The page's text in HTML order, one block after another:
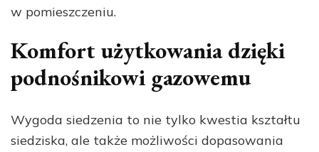
w pomieszczeniu.
Komfort użytkowania dzięki
podnośnikowi gazowemu
Wygoda siedzenia to nie tylko kwestia kształtu
siedziska, ale także możliwości dopasowania